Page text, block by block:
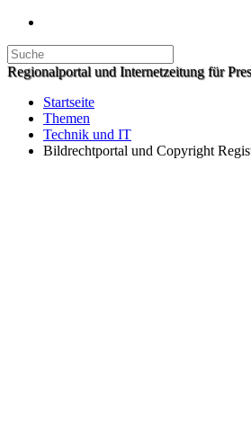
Regionalportal und Internetzeitung für
Startseite
Themen
Technik und IT
Bildrechtportal und Copyright